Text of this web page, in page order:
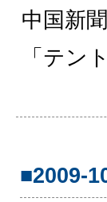
中国新
「テン
■2009-